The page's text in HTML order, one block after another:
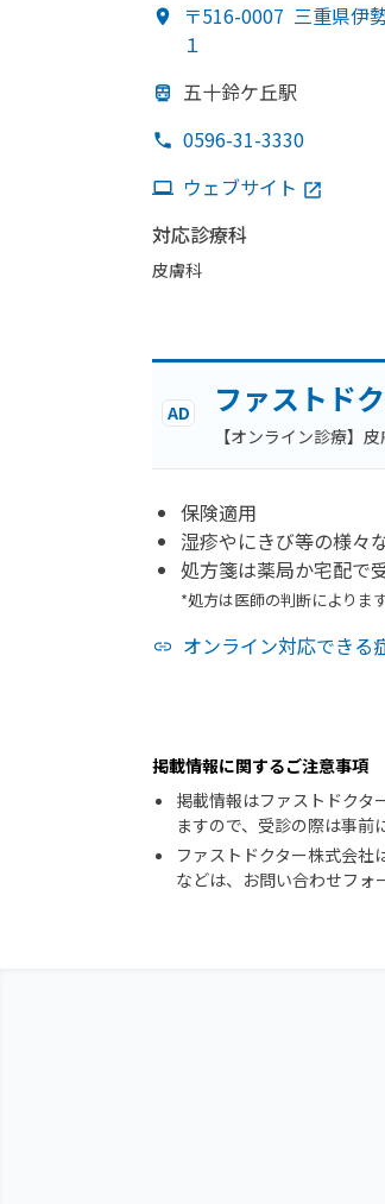
〒516-0007 三重県伊
１
五十鈴ケ丘駅
0596-31-3330
ウェブサイト
対応診療科
皮膚科
AD ファストド
【オンライン診療】
保険適用
湿疹やにきび等の様々
処方箋は薬局か宅配で
*処方は医師の判断によりま
オンライン対応できる
掲載情報に関するご注意事項
掲載情報はファストドクタ
ますので、受診の際は事前
ファストドクター株式会
などは、お問い合わせフォ